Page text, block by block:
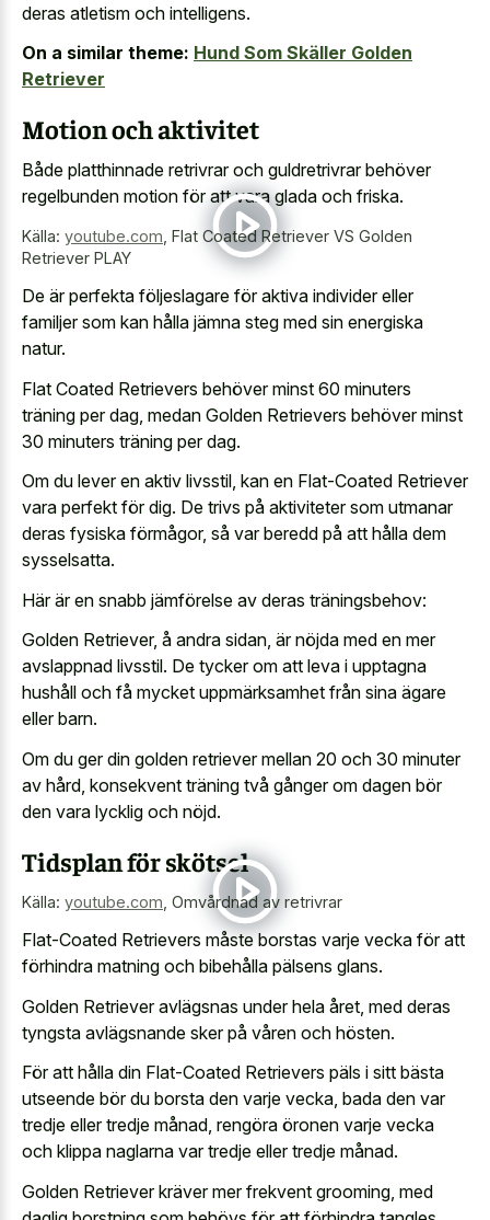
deras atletism och intelligens.
On a similar theme: Hund Som Skäller Golden
Retriever
Motion och aktivitet
Både platthinnade retrivrar och guldretrivrar behöver
regelbunden motion för att vara glada och friska.
Källa: youtube.com Flat Coated Retriever VS Golden
Retriever PLAY
De är perfekta följeslagare för aktiva individer eller
familjer som kan hålla jämna steg med sin energiska
natur.
Flat Coated Retrievers behöver minst 60 minuters
träning per dag, medan Golden Retrievers behöver minst
30 minuters träning per dag.
Om du lever en aktiv livsstil, kan en Flat-Coated Retriever
vara perfekt för dig. De trivs på aktiviteter som utmanar
deras fysiska förmågor, så var beredd på att hålla dem
sysselsatta.
Här är en snabb jämförelse av deras träningsbehov:
Golden Retriever, å andra sidan, är nöjda med en mer
avslappnad livsstil. De tycker om att leva i upptagna
hushåll och få mycket uppmärksamhet från sina ägare
eller barn.
Om du ger din golden retriever mellan 20 och 30 minuter
av hård, konsekvent träning två gånger om dagen bör
den vara lycklig och nöjd.
Tidsplan för skötsel
Källa: youtube.com Omvårdnad av retrivrar
Flat-Coated Retrievers måste borstas varje vecka för att
förhindra matning och bibehålla pälsens glans.
Golden Retriever avlägsnas under hela året, med deras
tyngsta avlägsnande sker på våren och hösten.
För att hålla din Flat-Coated Retrievers päls i sitt bästa
utseende bör du borsta den varje vecka, bada den var
tredje eller tredje månad, rengöra öronen varje vecka
och klippa naglarna var tredje eller tredje månad.
Golden Retriever kräver mer frekvent grooming, med